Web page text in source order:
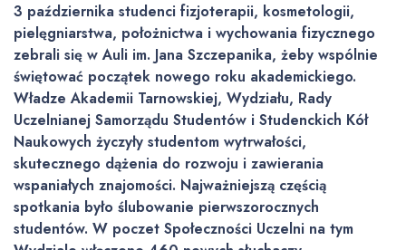
3 października studenci fizjoterapii, kosmetologii,
pielęgniarstwa, położnictwa i wychowania fizycznego
zebrali się w Auli im. Jana Szczepanika, żeby wspólnie
świętować początek nowego roku akademickiego.
Władze Akademii Tarnowskiej, Wydziału, Rady
Uczelnianej Samorządu Studentów i Studenckich Kół
Naukowych życzyły studentom wytrwałości,
skutecznego dążenia do rozwoju i zawierania
wspaniałych znajomości. Najważniejszą częścią
spotkania było ślubowanie pierwszorocznych
studentów. W poczet Społeczności Uczelni na tym